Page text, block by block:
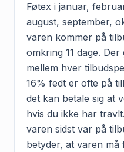
Føtex i januar,
august, september,
varen kommer på
omkring 11 dage.
mellem hver
16% fedt er ofte på
det kan betale sig at
hvis du ikke har
varen sidst var på
betyder, at varen må